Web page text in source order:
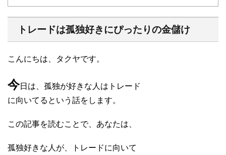
トレードは孤独好きにぴったりの金儲け
こんにちは、タクヤです。
今日は、孤独が好きな人はトレード
に向いてるという話をします。
この記事を読むことで、あなたは、
孤独好きな人が、トレードに向いて